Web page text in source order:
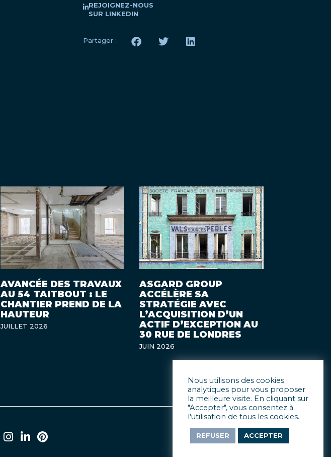
REJOIGNEZ-NOUS
SUR LINKEDIN
Partager :
AVANCÉE DES TRAVAUX
AU 54 TAITBOUT : LE
CHANTIER PREND DE LA
HAUTEUR
JUILLET 2026
ASGARD GROUP
ACCÉLÈRE SA
STRATÉGIE AVEC
L’ACQUISITION D’UN
ACTIF D’EXCEPTION AU
30 RUE DE LONDRES
JUIN 2026
Nous utilisons des cookies
analytiques pour vous proposer
la meilleure visite. En cliquant sur
"Accepter", vous consentez à
l'utilisation de tous les cookies.
REFUSER ACCEPTER